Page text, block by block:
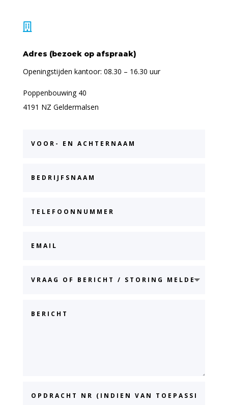

Adres (bezoek op afspraak)
Openingstijden kantoor: 08.30 – 16.30 uur
Poppenbouwing 40
4191 NZ Geldermalsen